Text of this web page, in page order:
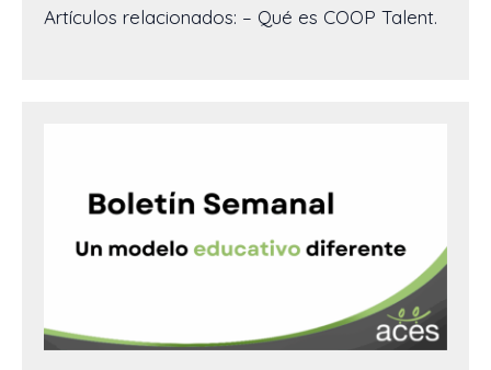
Artículos relacionados: – Qué es COOP Talent.